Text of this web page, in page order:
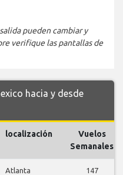
pueden cambiar y
verifique las pantallas de
hacia y desde
localización
Vuelos
Semanales
Atlanta 147